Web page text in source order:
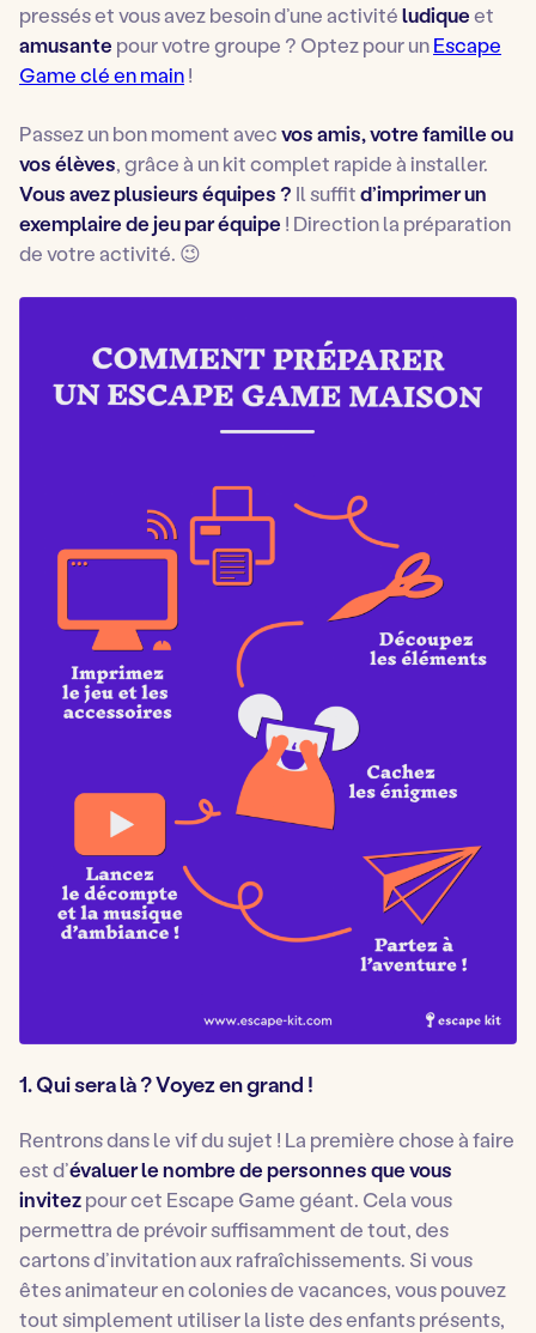
pressés et vous avez besoin d’une activitéludiqueet
amusante pour votre groupe ? Optez pour unEscape
Game clé en main!
Passez un bon moment avecvos amis,votrefamille ou
vos élèves, grâce à un kit complet rapide à installer.
Vous avez plusieurs équipes ? Il suffitd’imprimer un
exemplaire de jeu par équipe ! Direction la préparation
de votre activité. 😉
1.Qui sera là ? Voyez en grand !
Rentrons dans le vif du sujet ! La première chose à faire
est d’évaluer le nombre de personnes que vous
invitezpour cet Escape Game géant. Cela vous
permettra de prévoir suffisamment de tout, des
cartons d’invitation aux rafraîchissements. Si vous
êtes animateur en colonies de vacances, vous pouvez
tout simplement utiliser la liste des enfants présents,